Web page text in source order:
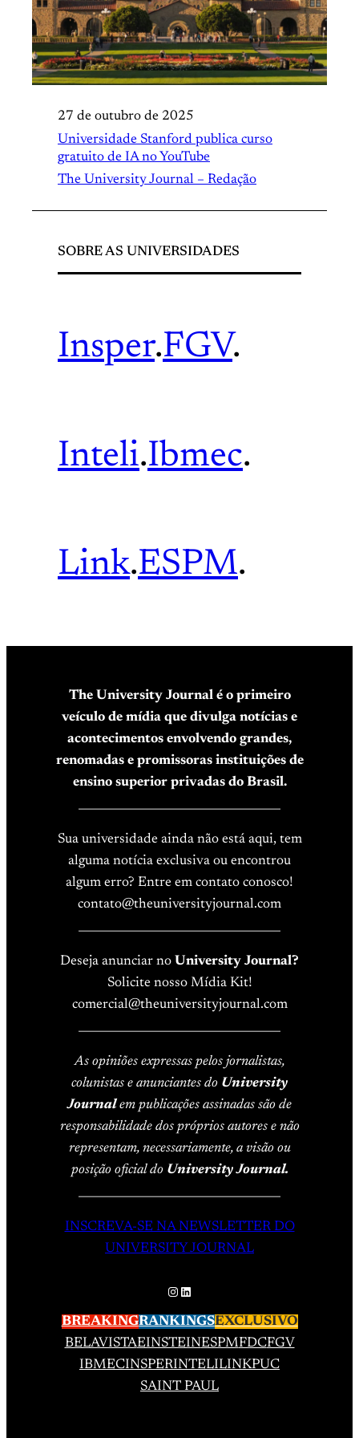
27 de outubro de 2025
Universidade Stanford publica curso
gratuito de IA no YouTube
The University Journal – Redação
SOBRE AS UNIVERSIDADES
Insper.FGV.
Inteli.Ibmec.
Link.ESPM.
The University Journal é o primeiro
veículo de mídia que divulga notícias e
acontecimentos envolvendo grandes,
renomadas e promissoras instituições de
ensino superior privadas do Brasil.
Sua universidade ainda não está aqui, tem
alguma notícia exclusiva ou encontrou
algum erro? Entre em contato conosco!
contato@theuniversityjournal.com
Deseja anunciar no University Journal?
Solicite nosso Mídia Kit!
comercial@theuniversityjournal.com
As opiniões expressas pelos jornalistas,
colunistas e anunciantes do University
Journalem publicações assinadas são de
responsabilidade dos próprios autores e não
representam, necessariamente, a visão ou
posição oficial do University Journal.
INSCREVA-SE NA NEWSLETTER DO
UNIVERSITY JOURNAL
Instagram
LinkedIn
BREAKINGRANKINGSEXCLUSIVO
BELAVISTAEINSTEINESPMFDCFGV
IBMECINSPERINTELILINKPUC
SAINT PAUL